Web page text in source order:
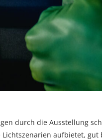
durch die Ausstellung
aufbietet,